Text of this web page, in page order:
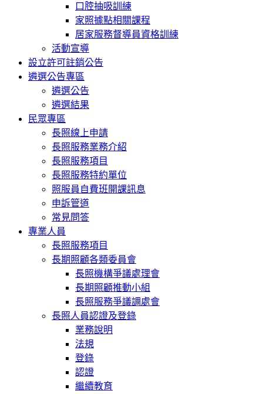
口腔抽吸訓練
家照據點相關課程
居家服務督導員資格訓練
活動宣導
設立許可註銷公告
遴選公告專區
遴選公告
遴選結果
民眾專區
長照線上申請
長照服務業務介紹
長照服務項目
長照服務特約單位
照服員自費班開課訊息
申訴管道
常見問答
專業人員
長照服務項目
長期照顧各類委員會
長照機構爭議處理會
長期照顧推動小組
長照服務爭議調處會
長照人員認證及登錄
業務說明
法規
登錄
認證
繼續教育